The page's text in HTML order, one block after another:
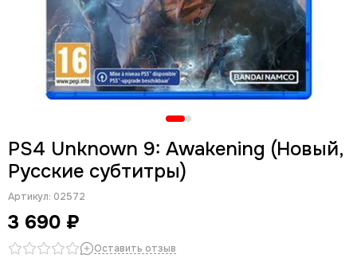
PS4 Unknown 9: Awakening (Новый,
Русские субтитры)
Артикул: 02572
3 690 ₽
Оставить отзыв